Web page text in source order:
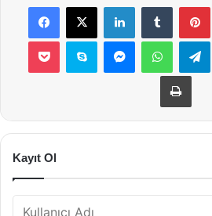
Facebook
X LinkedInTumblr
Pocket Skype Messenger
Kayıt Ol